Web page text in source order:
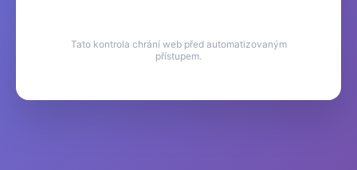
Tato kontrola chrání web před automatizovaným
přístupem.